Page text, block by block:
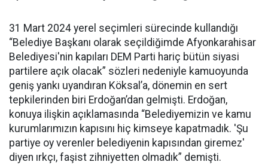
31 Mart 2024 yerel seçimleri sürecinde kullandığı
“Belediye Başkanı olarak seçildiğimde Afyonkarahisar
Belediyesi'nin kapıları DEM Parti hariç bütün siyasi
partilere açık olacak” sözleri nedeniyle kamuoyunda
geniş yankı uyandıran Köksal’a, dönemin en sert
tepkilerinden biri Erdoğan’dan gelmişti. Erdoğan,
konuya ilişkin açıklamasında “Belediyemizin ve kamu
kurumlarımızın kapısını hiç kimseye kapatmadık. 'Şu
partiye oy verenler belediyenin kapısından giremez'
diyen ırkçı, faşist zihniyetten olmadık” demişti.